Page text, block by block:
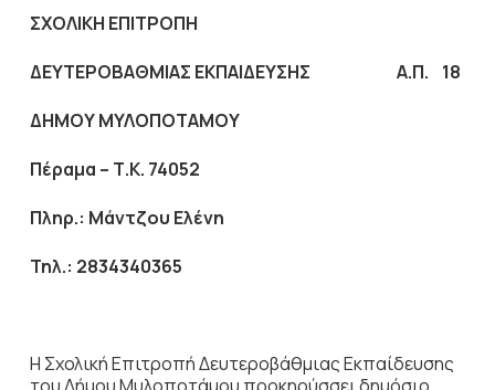
ΣΧΟΛΙΚΗ ΕΠΙΤΡΟΠΗ
ΔΕΥΤΕΡΟΒΑΘΜΙΑΣ ΕΚΠΑΙΔΕΥΣΗΣ
Α.Π. 18
ΔΗΜΟΥ ΜΥΛΟΠΟΤΑΜΟΥ
Πέραμα – Τ.Κ. 74052
Πληρ.: Μάντζου Ελένη
Τηλ.: 2834340365
Η Σχολική Επιτροπή Δευτεροβάθμιας Εκπαίδευσης